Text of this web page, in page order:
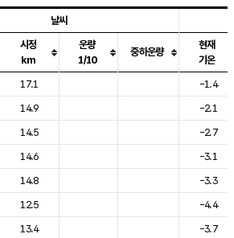
, 날씨, 기온, 강수, 바람, 기압등을 안내한 표입
날씨
시정
km
운량
1/10
중하운량
현재
기온
17.1
-1.4
14.9
-2.1
14.5
-2.7
14.6
-3.1
14.8
-3.3
12.5
-4.4
13.4
-3.7